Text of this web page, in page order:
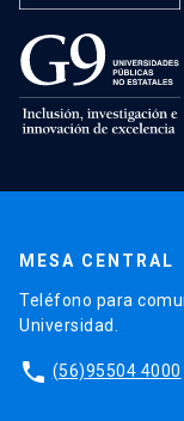
MESA CENTRAL
Teléfono para
Universidad.
phone (56)95504 4000